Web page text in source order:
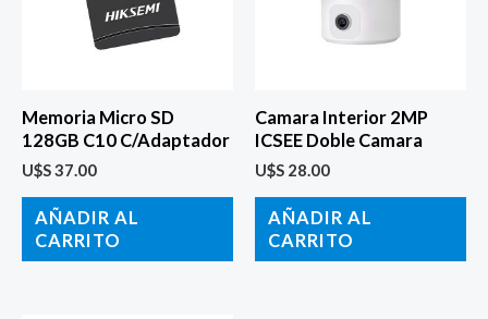
Memoria Micro SD
128GB C10 C/Adaptador
U$S37.00
AÑADIR AL
CARRITO
Camara Interior 2MP
ICSEE Doble Camara
U$S 28.00
AÑADIR AL
CARRITO